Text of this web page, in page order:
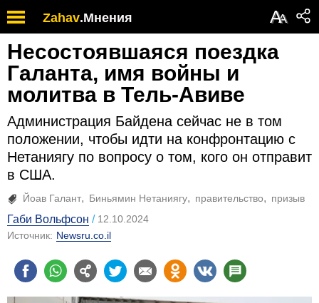
Zahav.Мнения АА
Несостоявшаяся поездка
Галанта, имя войны и
молитва в Тель-Авиве
Администрация Байдена сейчас не в том
положении, чтобы идти на конфронтацию с
Нетаниягу по вопросу о том, кого он отправит
в США.
Йоав Галант Биньямин Нетаниягу правительство призыв
Габи Вольфсон
12.10.2024
Источник: Newsru.co.il